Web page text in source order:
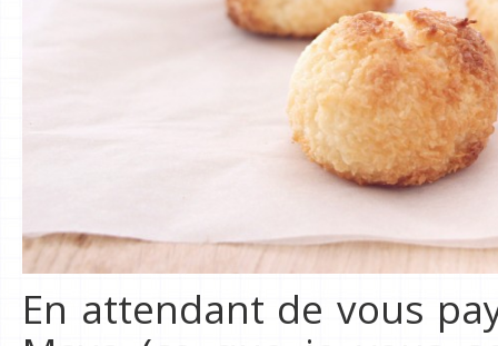
En attendant de vous